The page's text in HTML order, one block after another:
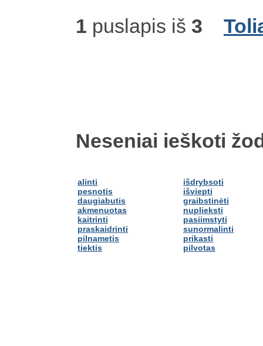
1 puslapis iš 3
Neseniai ieškoti
alinti
pesnotis
daugiabutis
akmenuotas
kaitrinti
praskaidrinti
pilnametis
tiektis
išdrybsoti
išviepti
graibstinėti
nuplieksti
pasiimstyti
sunormalinti
prikasti
pilvotas